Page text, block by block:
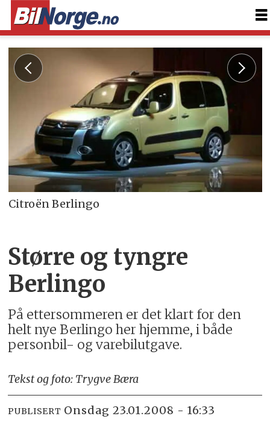
Citroën Berlingo
Større og tyngre
Berlingo
På ettersommeren er det klart for den
helt nye Berlingo her hjemme, i både
personbil- og varebilutgave.
Tekst og foto: Trygve Bæra
PUBLISERT onsdag 23.01.2008 - 16:33